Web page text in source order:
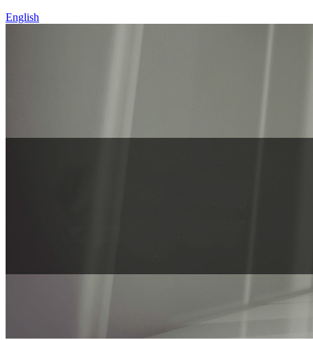
English